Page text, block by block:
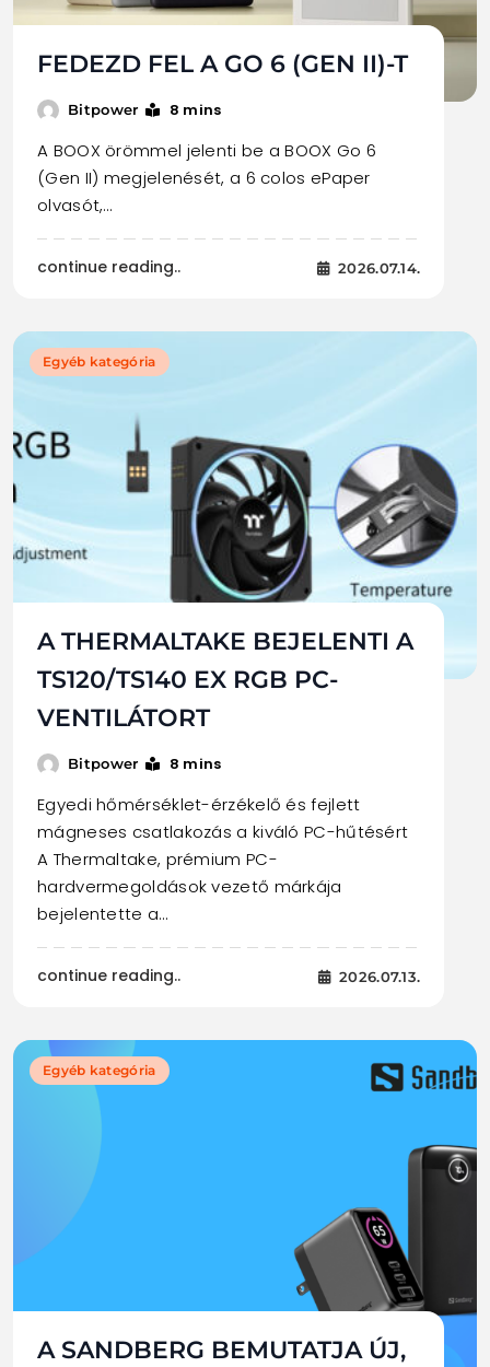
FEDEZD FEL A GO 6 (GEN II)-T
Bitpower 8 mins
A BOOX örömmel jelenti be a BOOX Go 6
(Gen II) megjelenését, a 6 colos ePaper
olvasót,…
continue reading.. 2026.07.14.
Egyéb kategória
A THERMALTAKE BEJELENTI A
TS120/TS140 EX RGB PC-
VENTILÁTORT
Bitpower 8 mins
Egyedi hőmérséklet-érzékelő és fejlett
mágneses csatlakozás a kiváló PC-hűtésért
A Thermaltake, prémium PC-
hardvermegoldások vezető márkája
bejelentette a…
continue reading.. 2026.07.13.
Egyéb kategória
A SANDBERG BEMUTATJA ÚJ,